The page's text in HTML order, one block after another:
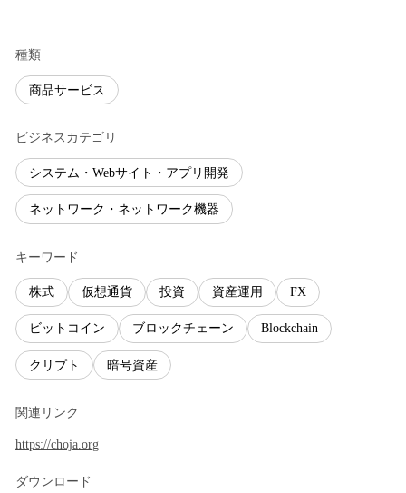
種類
商品サービス
ビジネスカテゴリ
システム・Webサイト・アプリ開発
ネットワーク・ネットワーク機器
キーワード
株式 仮想通貨 投資 資産運用 FX
ビットコイン ブロックチェーン Blockchain
クリプト 暗号資産
関連リンク
https://choja.org
ダウンロード